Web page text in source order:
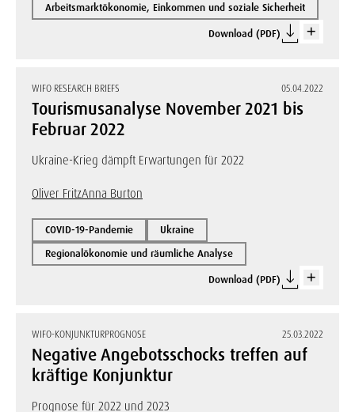
Arbeitsmarktökonomie, Einkommen und soziale Sicherheit
Download (PDF)
WIFO RESEARCH BRIEFS 05.04.2022
Tourismusanalyse November 2021 bis
Februar 2022
Ukraine-Krieg dämpft Erwartungen für 2022
Oliver FritzAnna Burton
COVID-19-Pandemie
Ukraine
Regionalökonomie und räumliche Analyse
Download (PDF)
WIFO-KONJUNKTURPROGNOSE 25.03.2022
Negative Angebotsschocks treffen auf
kräftige Konjunktur
Prognose für 2022 und 2023